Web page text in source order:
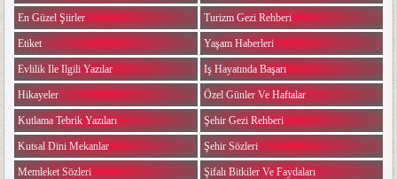
En Güzel Şiirler
Etiket
Evlilik Ile Ilgili Yazılar
Hikayeler
Kutlama Tebrik Yazıları
Kutsal Dini Mekanlar
Memleket Sözleri
Turizm Gezi Rehberi
Yaşam Haberleri
Iş Hayatında Başarı
Özel Günler Ve Haftalar
Şehir Gezi Rehberi
Şehir Sözleri
Şifalı Bitkiler Ve Faydaları